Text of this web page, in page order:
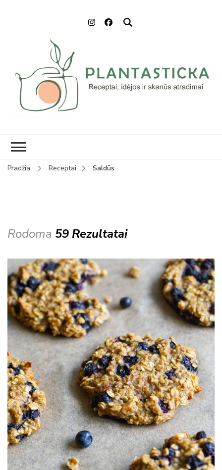
Pradžia Receptai Saldūs
Rodoma 59 Rezultatai